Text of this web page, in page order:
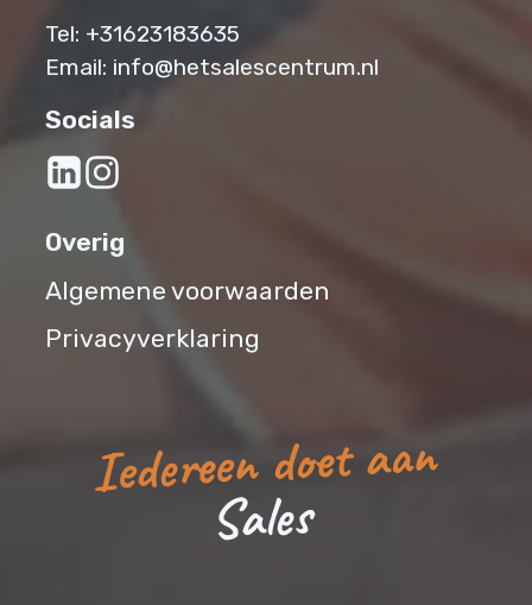
Tel: +31623183635‬
Email: info@hetsalescentrum.nl
Socials
Overig
Algemene voorwaarden
Privacyverklaring
Iedereen doet aan
Sales